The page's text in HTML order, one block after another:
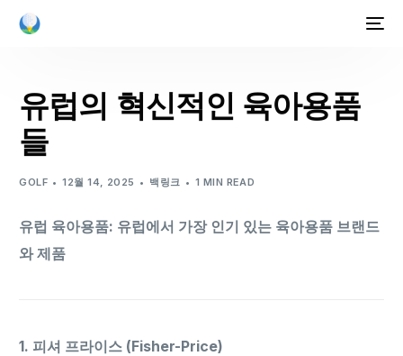
유럽의 혁신적인 육아용품
들
GOLF 12월 14, 2025 백링크 1 MIN READ
유럽 육아용품: 유럽에서 가장 인기 있는 육아용품 브랜드
와 제품
1. 피셔 프라이스 (Fisher-Price)